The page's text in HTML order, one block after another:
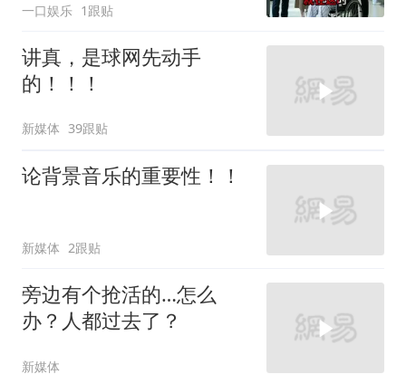
一口娱乐 1跟贴
讲真，是球网先动手
的！！！
新媒体 39跟贴
论背景音乐的重要性！！
新媒体 2跟贴
旁边有个抢活的…怎么
办？人都过去了？
新媒体